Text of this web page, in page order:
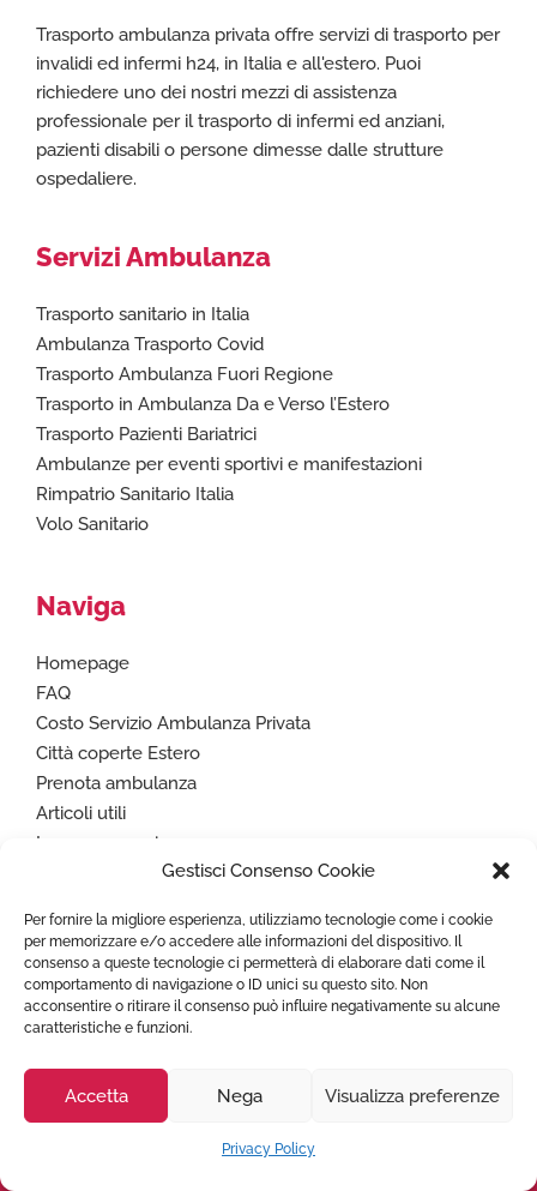
Gestisci Consenso Cookie
Per fornire la migliore esperienza, utilizziamo tecnologie come i cookie
per memorizzare e/o accedere alle informazioni del dispositivo. Il
consenso a queste tecnologie ci permetterà di elaborare dati come il
comportamento di navigazione o ID unici su questo sito. Non
acconsentire o ritirare il consenso può influire negativamente su alcune
caratteristiche e funzioni.
Accetta Nega Visualizza preferenze
Privacy Policy
Trasporto ambulanza privata offre servizi di trasporto per
invalidi ed infermi h24, in Italia e all'estero. Puoi
richiedere uno dei nostri mezzi di assistenza
professionale per il trasporto di infermi ed anziani,
pazienti disabili o persone dimesse dalle strutture
ospedaliere.
Servizi Ambulanza
Trasporto sanitario in Italia
Ambulanza Trasporto Covid
Trasporto Ambulanza Fuori Regione
Trasporto in Ambulanza Da e Verso l’Estero
Trasporto Pazienti Bariatrici
Ambulanze per eventi sportivi e manifestazioni
Rimpatrio Sanitario Italia
Volo Sanitario
Naviga
Homepage
FAQ
Costo Servizio Ambulanza Privata
Città coperte Estero
Prenota ambulanza
Articoli utili
Lavora con noi
Condizioni Generali
Cookie Policy (UE)
Paga in sicurezza con